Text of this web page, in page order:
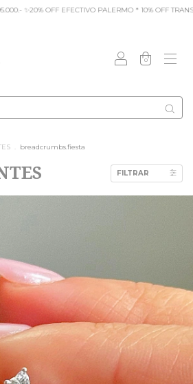
SIN INTERÉS COMPRAS +$50.000.- 🏹 ENVIOS
0
. breadcrumbs.fiesta
FILTRAR